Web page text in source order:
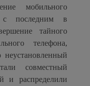
мобильного
с последним в
тайного
телефона,
совместный
и распределили